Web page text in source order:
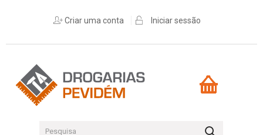
Criar uma conta Iniciar sessão